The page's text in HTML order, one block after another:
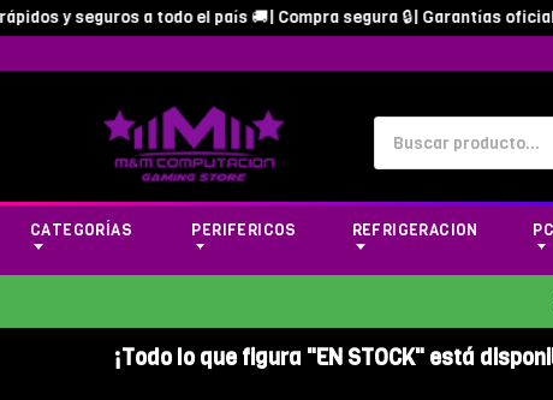
y seguros a todo el país 🚚| Compra segura 🔒| Garantías
CATEGORÍAS PERIFERICOS REFRIGERACION
¡Todo lo que figura "EN STOCK" está